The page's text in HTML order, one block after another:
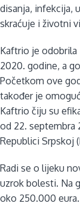
disanja, infekcija,
skraćuje i životni
Kaftrio je odobrila
2020. godine, a
Početkom ove
također je
Kaftrio čiju su
od 22. septembra
Republici Srpskoj
Radi se o lijeku
uzrok bolesti. Na
oko 250.000 eura.